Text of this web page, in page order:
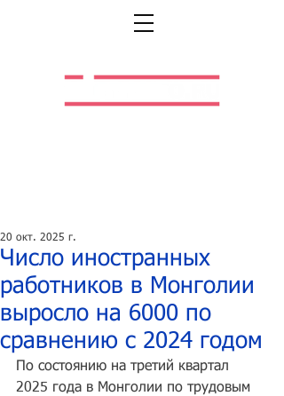
Число иностранных
работников в Монголии
выросло на 6000 по
сравнению с 2024 годом
20 окт. 2025 г.
По состоянию на третий квартал
2025 года в Монголии по трудовым